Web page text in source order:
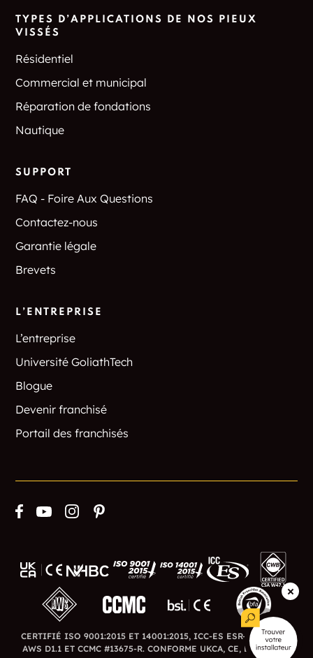
TYPES D’APPLICATIONS DE NOS PIEUX
VISSÉS
Résidentiel
Commercial et municipal
Réparation de fondations
Nautique
SUPPORT
FAQ - Foire Aux Questions
Contactez-nous
Garantie légale
Brevets
L’ENTREPRISE
L’entreprise
Université GoliathTech
Blogue
Devenir franchisé
Portail des franchisés
CERTIFIÉ ISO 9001:2015 ET 14001:2015, ICC-ES ESR-3726, CWB,
AWS D1.1 ET CCMC #13675-R. CONFORME UKCA, CE, BSI ET BFA